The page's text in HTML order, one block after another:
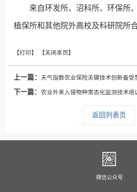
来自环发所、沼科所、环保所
植保所和其他院外高校及科研院所
上一篇：天气指数农业保险关键技术创新备受
下一篇：农业外来入侵物种常态化监测技术培
返回列表页
微信公众号